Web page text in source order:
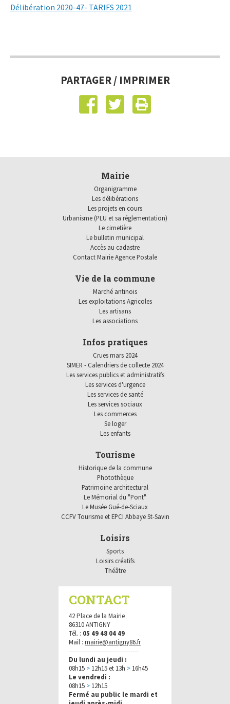
Délibération 2020-47- TARIFS 2021
PARTAGER / IMPRIMER
Mairie
Organigramme
Les délibérations
Les projets en cours
Urbanisme (PLU et sa réglementation)
Le cimetière
Le bulletin municipal
Accès au cadastre
Contact Mairie Agence Postale
Vie de la commune
Marché antinois
Les exploitations Agricoles
Les artisans
Les associations
Infos pratiques
Crues mars 2024
SIMER - Calendriers de collecte 2024
Les services publics et administratifs
Les services d'urgence
Les services de santé
Les services sociaux
Les commerces
Se loger
Les enfants
Tourisme
Historique de la commune
Photothèque
Patrimoine architectural
Le Mémorial du "Pont"
Le Musée Gué-de-Sciaux
CCFV Tourisme et EPCI Abbaye St-Savin
Loisirs
Sports
Loisirs créatifs
Théâtre
CONTACT
42 Place de la Mairie
86310 ANTIGNY
Tél. : 05 49 48 04 49
Mail : mairie@antigny86.fr
Du lundi au jeudi :
08h15 > 12h15 et 13h > 16h45
Le vendredi :
08h15 > 12h15
Fermé au public le mardi et